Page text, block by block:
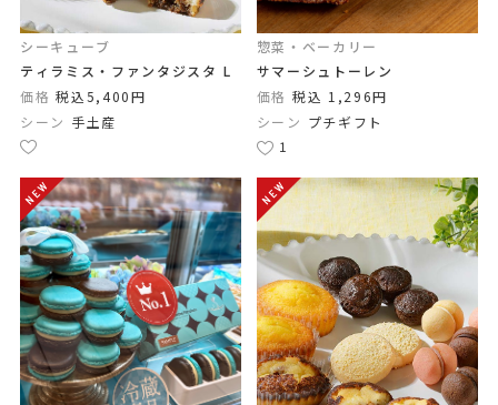
シーキューブ
ティラミス・ファンタジスタ L
価格 税込5,400円
シーン 手土産
惣菜・ベーカリー
サマーシュトーレン
価格 税込 1,296円
シーン プチギフト
1